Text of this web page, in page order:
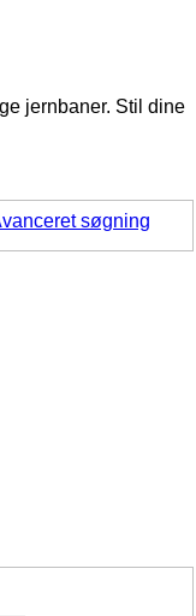
jernbaner. Stil dine
søgning